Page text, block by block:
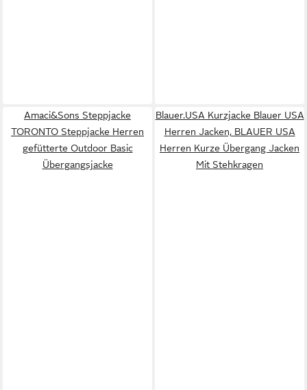
Amaci&Sons Steppjacke
TORONTO Steppjacke Herren
gefütterte Outdoor Basic
Übergangsjacke
Blauer.USA Kurzjacke Blauer USA
Herren Jacken, BLAUER USA
Herren Kurze Übergang Jacken
Mit Stehkragen